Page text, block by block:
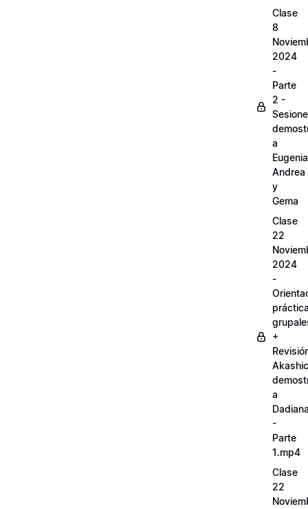
Clase
8
2024
-
Parte
2 -
a
Andrea
y
Gema
Clase
22
2024
-
+
a
-
Parte
1.mp4
Clase
22